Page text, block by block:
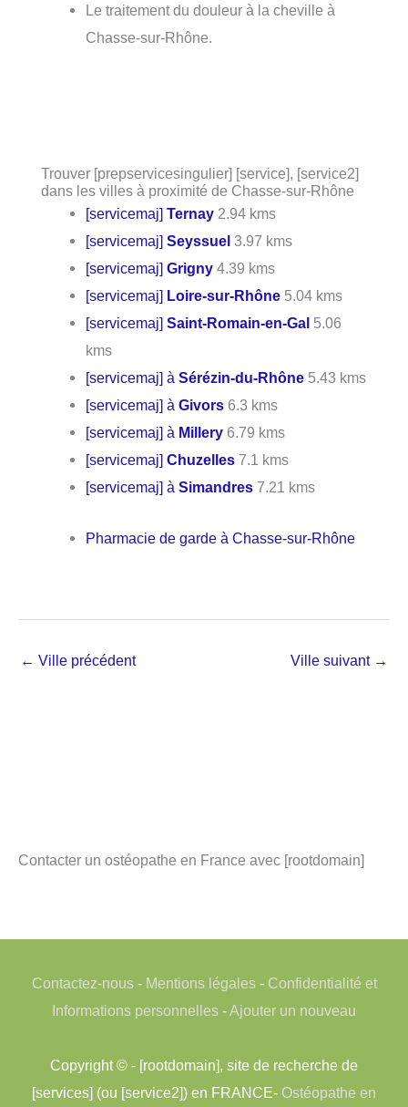
Le traitement du douleur à la cheville à
Chasse-sur-Rhône.
Trouver [prepservicesingulier] [service], [service2]
dans les villes à proximité de Chasse-sur-Rhône
[servicemaj]Ternay 2.94 kms
[servicemaj]Seyssuel 3.97 kms
[servicemaj]Grigny 4.39 kms
[servicemaj] Loire-sur-Rhône 5.04 kms
[servicemaj]Saint-Romain-en-Gal 5.06
kms
[servicemaj] àSérézin-du-Rhône 5.43 kms
[servicemaj] àGivors 6.3 kms
[servicemaj] à Millery 6.79 kms
[servicemaj]Chuzelles 7.1 kms
[servicemaj] àSimandres 7.21 kms
Pharmacie de garde à Chasse-sur-Rhône
← Ville précédent Ville suivant →
Contacter un ostéopathe en France avec [rootdomain]
Contactez-nous- Mentions légales- Confidentialité et
Informations personnelles -Ajouter un nouveau
Copyright © - [rootdomain], site de recherche de
[services] (ou [service2]) en FRANCE- Ostéopathe en